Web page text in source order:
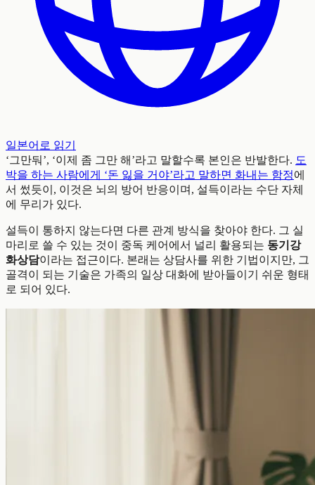
일본어로 읽기
‘그만둬’, ‘이제 좀 그만 해’라고 말할수록 본인은 반발한다. 도
박을 하는 사람에게 ‘돈 잃을 거야’라고 말하면 화내는 함정에
서 썼듯이, 이것은 뇌의 방어 반응이며, 설득이라는 수단 자체
에 무리가 있다.
설득이 통하지 않는다면 다른 관계 방식을 찾아야 한다. 그 실
마리로 쓸 수 있는 것이 중독 케어에서 널리 활용되는 동기강
화상담이라는 접근이다. 본래는 상담사를 위한 기법이지만, 그
골격이 되는 기술은 가족의 일상 대화에 받아들이기 쉬운 형태
로 되어 있다.